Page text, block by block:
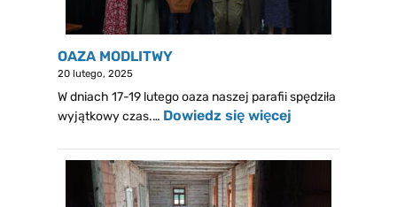
OAZA MODLITWY
20 lutego, 2025
W dniach 17-19 lutego oaza naszej parafii spędziła
wyjątkowy czas.… Dowiedz się więcej